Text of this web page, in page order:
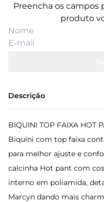
Preencha os campos
produto
Descrição
BIQUINI TOP FAIXA HOT
Biquíni com top faixa
para melhor ajuste e
calcinha Hot pant com
interno em poliamida,
Marcyn dando mais